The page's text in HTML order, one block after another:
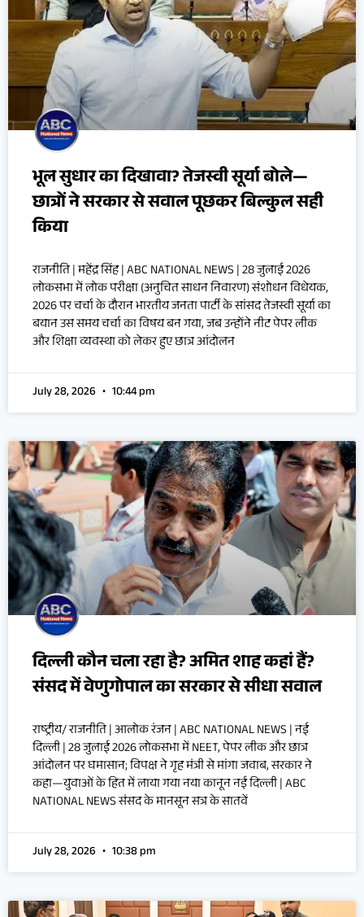
भूल सुधार का दिखावा? तेजस्वी सूर्या बोले—
छात्रों ने सरकार से सवाल पूछकर बिल्कुल सही
किया
राजनीति | महेंद्र सिंह | ABC NATIONAL NEWS | 28 जुलाई 2026
लोकसभा में लोक परीक्षा (अनुचित साधन निवारण) संशोधन विधेयक,
2026 पर चर्चा के दौरान भारतीय जनता पार्टी के सांसद तेजस्वी सूर्या का
बयान उस समय चर्चा का विषय बन गया, जब उन्होंने नीट पेपर लीक
और शिक्षा व्यवस्था को लेकर हुए छात्र आंदोलन
July 28, 2026 10:44 pm
दिल्ली कौन चला रहा है? अमित शाह कहां हैं?
संसद में वेणुगोपाल का सरकार से सीधा सवाल
राष्ट्रीय/ राजनीति | आलोक रंजन | ABC NATIONAL NEWS | नई
दिल्ली | 28 जुलाई 2026 लोकसभा में NEET, पेपर लीक और छात्र
आंदोलन पर घमासान; विपक्ष ने गृह मंत्री से मांगा जवाब, सरकार ने
कहा—युवाओं के हित में लाया गया नया कानून नई दिल्ली | ABC
NATIONAL NEWS संसद के मानसून सत्र के सातवें
July 28, 2026 10:38 pm